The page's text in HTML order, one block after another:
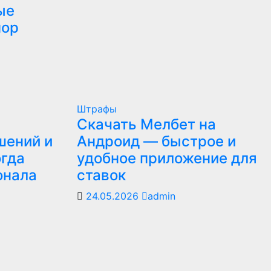
и
Штрафы
Скачать Мелбет на
Андроид — быстрое и
удобное приложение для
ставок
24.05.2026 admin